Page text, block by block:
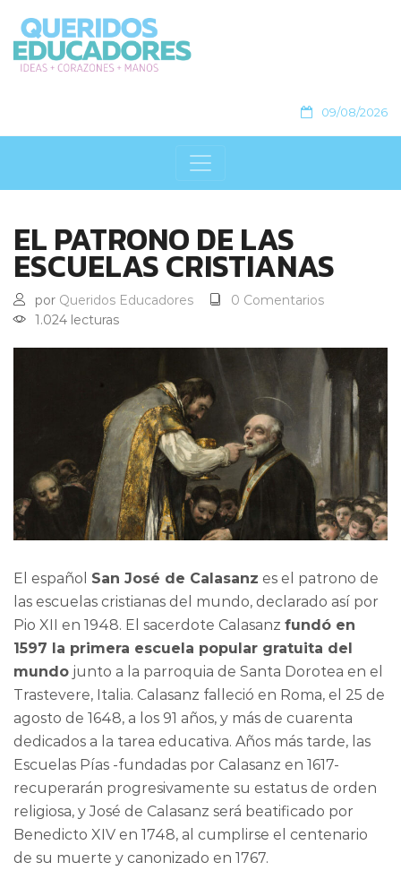
09/08/2026
EL PATRONO DE LAS
ESCUELAS CRISTIANAS
por Queridos Educadores
0 Comentarios
1.024 lecturas
El español San José de Calasanz es el patrono de
las escuelas cristianas del mundo, declarado así por
Pio XII en 1948. El sacerdote Calasanz fundó en
1597 la primera escuela popular gratuita del
mundo junto a la parroquia de Santa Dorotea en el
Trastevere, Italia. Calasanz falleció en Roma, el 25 de
agosto de 1648, a los 91 años, y más de cuarenta
dedicados a la tarea educativa. Años más tarde, las
Escuelas Pías -fundadas por Calasanz en 1617-
recuperarán progresivamente su estatus de orden
religiosa, y José de Calasanz será beatificado por
Benedicto XIV en 1748, al cumplirse el centenario
de su muerte y canonizado en 1767.